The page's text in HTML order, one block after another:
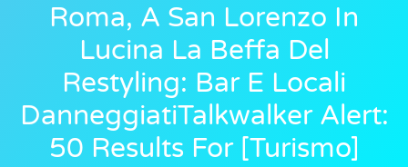
Roma, A San Lorenzo In
Lucina La Beffa Del
Restyling: Bar E Locali
DanneggiatiTalkwalker Alert:
50 Results For [turismo]